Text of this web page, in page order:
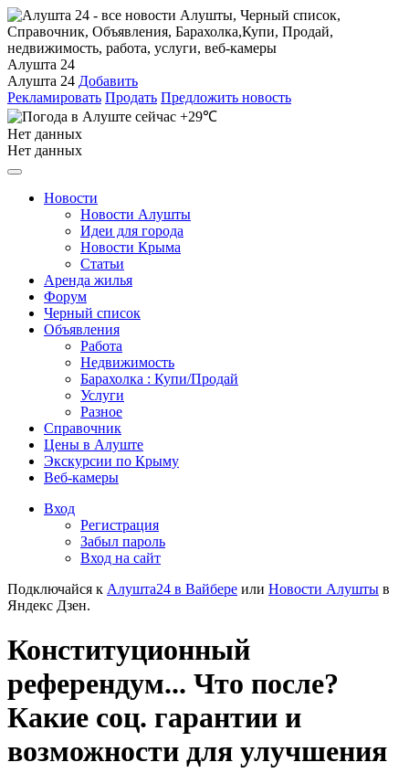
Алушта 24
Алушта 24 Добавить
Рекламировать Продать Предложить новость
+29℃
Нет данных
Нет данных
Новости
Новости Алушты
Идеи для города
Новости Крыма
Статьи
Аренда жилья
Форум
Черный список
Объявления
Работа
Недвижимость
Барахолка : Купи/Продай
Услуги
Разное
Справочник
Цены в Алуште
Экскурсии по Крыму
Веб-камеры
Вход
Регистрация
Забыл пароль
Вход на сайт
Подключайся к Алушта24 в Вайбере или Новости Алушты в
Яндекс Дзен.
Конституционный
референдум... Что после?
Какие соц. гарантии и
возможности для улучшения